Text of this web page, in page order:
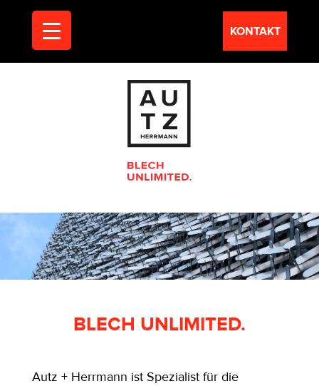
KONTAKT
BLECH UNLIMITED.
Autz + Herrmann ist Spezialist für die